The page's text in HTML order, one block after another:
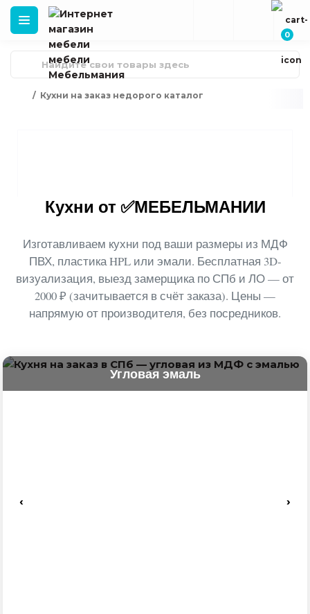
0
Кухни на заказ недорого каталог
Кухни от ✅МЕБЕЛЬМАНИИ
Изготавливаем кухни под ваши размеры из МДФ
ПВХ, пластика HPL или эмали. Бесплатная 3D-
визуализация, выезд замерщика по СПб и ЛО — от
2000 ₽ (зачитывается в счёт заказа). Цены —
напрямую от производителя, без посредников.
Угловая эмаль
‹ ›